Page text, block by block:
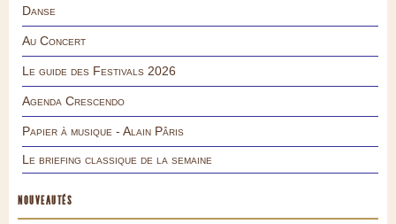
Danse
Au Concert
Le guide des Festivals 2026
Agenda Crescendo
Papier à musique - Alain Pâris
Le briefing classique de la semaine
NOUVEAUTÉS